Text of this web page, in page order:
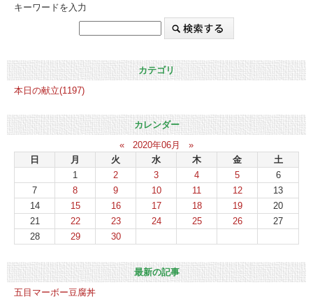
キーワードを入力
カテゴリ
本日の献立(1197)
カレンダー
«
2020年06月
»
日
月 火 水 木 金
土
1
2 3 4 5
6
7
8 9 10 11 12
13
14
15 16 17 18 19
20
21
22 23 24 25 26
27
28
29 30
最新の記事
五目マーボー豆腐丼